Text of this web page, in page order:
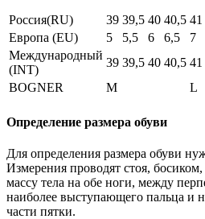
Россия(RU) 39 39,5 40 40,5 41
Европа (EU)
5 5,5 6 6,5 7
Международный
(INT)
39 39,5 40 40,5 41
BOGNER
M L
Определение размера обуви
Для определения размера обуви
Измерения проводят стоя,
массу тела на обе ноги, между
наиболее выступающего пальца и
части пятки.